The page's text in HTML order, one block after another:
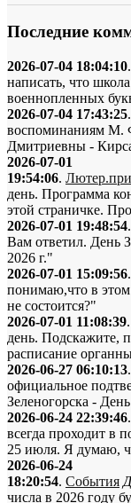
Последние
2026-07-04 18:04:10.
написать, что
военнопленных
2026-07-04 17:43:25.
воспоминаниям М.
Дмитриевны -
2026-07-01
19:54:06.
день. Программа
этой страничке.
2026-07-01 19:48:54.
Вам ответил. День
2026 г."
2026-07-01 15:09:56.
понимаю,что в
не состоится?"
2026-07-01 11:08:39.
день. Подскажите,
расписание
2026-06-27 06:10:13.
официальное
Зеленогорска -
2026-06-24 22:39:46.
всегда проходит в
25 июля. Я думаю,
2026-06-24
18:20:54. События
числа в 2026 году